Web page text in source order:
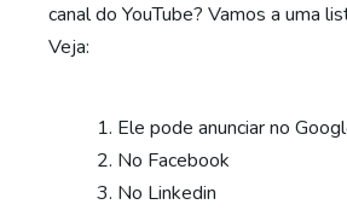
canal do YouTube? Vamos a uma
Veja:
Ele pode anunciar no
No Facebook
No Linkedin